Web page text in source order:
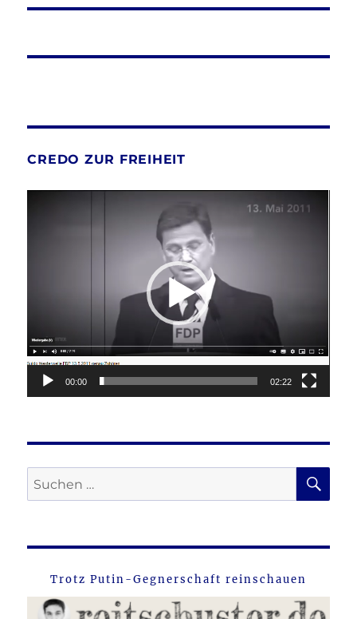
CREDO ZUR FREIHEIT
00:00 02:22
Suche
nach:
Trotz Putin-Gegnerschaft reinschauen